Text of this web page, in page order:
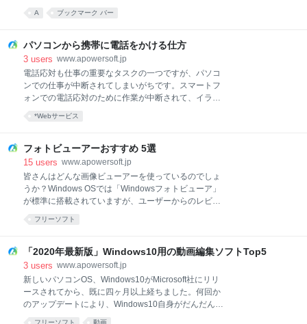
り、基本一週間程度だそうです。そのため、好きな番
りいます。この記事では、TVerダウンロードのやり方
を説明したいと思います。 TVer番組を保存する方法N
富ですが、番組によっては配信期間に時限があるもの
もあります。配信期間中に保存しておけば、いつでも
サイトなので、直接ダウンロードはできず、録画で保
存するしかありません。でも、AbemaTVには「録画」
という機能はないので、AbemaTVの放送を録画するに
は、第三者のAbemaTV録画ソフトが必要です。本記事
では、PC/Android/iPhoneでAbemaTVを録画する方法
AbemaTVを録画iPhone/iPadでAbemaTVを録画
法パソコンでは、「FRESH! by
A ブックマーク バー
パソコンから携帯に電話をかける仕方
3 users www.apowersoft.jp
電話応対も仕事の重要なタスクの一つですが、パソコ
ンでの仕事が中断されてしまいがちです。スマートフ
ォンでの電話応対のために作業が中断されて、イライ
で電話すると問題は解決します。それで、作業を中断
ります。 仕事を更に効率的にする他の方法： ☛ スカ
イプ通話、英会話などを簡単に録音できるフリーツー
ル ☛ パソコンにAndroid SMSをバックアップする方
法 ☛ Android連絡先をバックアップする方法 pcから
電話をかける3つの方法これから、パソコンから電話
にある無料通話サービスを利用するLumicallは、無料
ブベースのサービスです。Lumicallは、お使いのブラ
ウザをWebRTCと呼ばれる電話と
*Webサービス
フォトビューアーおすすめ 5選
15 users www.apowersoft.jp
皆さんはどんな画像ビューアーを使っているのでしょ
うか？Windows OSでは「Windowsフォトビューア」
が標準に搭載されていますが、ユーザーからのレビュ
使い勝手が悪いとか、GIFファイルを開こうとすると
では開かなかったとか、キーボードの矢印キーで次の
画像を表示できなかったとか色々とつっこまれまし
た。 そのため、なにか代わりになるいいビューアーが
ありませんでしょうかと思いながら、いろいろな画像
閲覧フリーソフトを見直しており、今回「フォトビュ
フリーソフト
「2020年最新版」Windows10用の動画編集ソフトTop5
3 users www.apowersoft.jp
新しいパソコンOS、Windows10がMicrosoft社にリリ
ースされてから、既に四ヶ月以上経ちました。何回か
のアップデートにより、Windows10自身がだんだん安
フリーソフト 動画